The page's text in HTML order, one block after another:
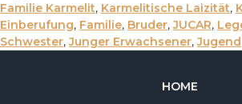
Familie Karmelit, Karmelitische Laizität,
Einberufung, Familie, Bruder,JUCAR,
Schwester,Junger Erwachsener,Jugend
HOME